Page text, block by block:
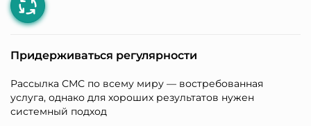
Придерживаться регулярности
Рассылка СМС по всему миру — востребованная
услуга, однако для хороших результатов нужен
системный подход